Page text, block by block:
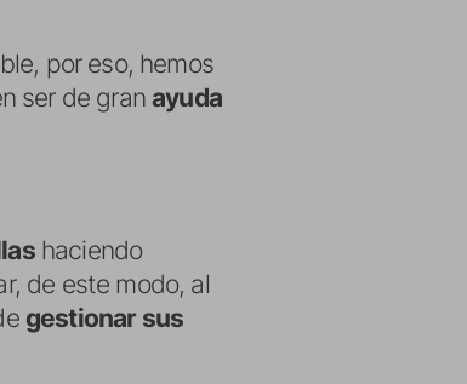
por eso, hemos
ser de granayuda
haciendo
de este modo, al
gestionar sus